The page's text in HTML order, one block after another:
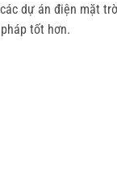
dự án điện mặt
tốt hơn.